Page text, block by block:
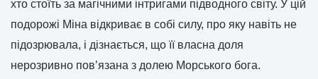
хто стоїть за магічними інтригами підводного світу. У цій
подорожі Міна відкриває в собі силу, про яку навіть не
підозрювала, і дізнається, що її власна доля
нерозривно пов’язана з долею Морського бога.